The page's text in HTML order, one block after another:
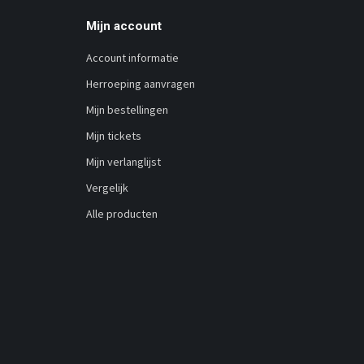
Mijn account
Account informatie
Herroeping aanvragen
Mijn bestellingen
Mijn tickets
Mijn verlanglijst
Vergelijk
Alle producten